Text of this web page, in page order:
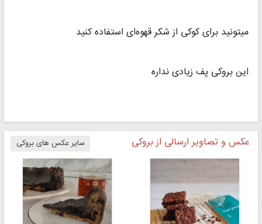
میتونید برای کوکی از شکر قهوه‌ای استفاده کنید
این بروکی پف زیادی نداره
عکس و تصاویر ارسالی از بروکی سایر عکس های بروکی